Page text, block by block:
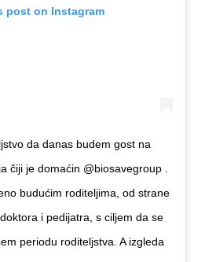
post on Instagram
da danas budem gost na
čiji je domaćin @biosavegroup .
budućim roditeljima, od strane
i pedijatra, s ciljem da se
periodu roditeljstva. A izgleda